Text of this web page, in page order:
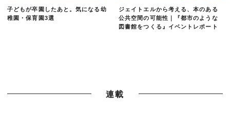
子どもが卒園したあと。気になる幼
稚園・保育園3選
ジェイトエルから考える、本のある
公共空間の可能性｜『都市のような
図書館をつくる』イベントレポート
連載